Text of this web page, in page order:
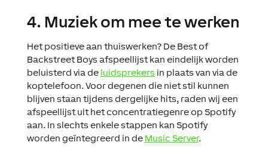
4. Muziek om mee te werken
Het positieve aan thuiswerken? De Best of
Backstreet Boys afspeellijst kan eindelijk worden
beluisterd via de luidsprekers in plaats van via de
koptelefoon. Voor degenen die niet stil kunnen
blijven staan tijdens dergelijke hits, raden wij een
afspeellijst uit het concentratiegenre op Spotify
aan. In slechts enkele stappen kan Spotify
worden geïntegreerd in de Music Server.